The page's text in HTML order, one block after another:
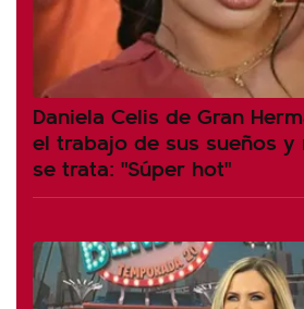
Daniela Celis de Gran
el trabajo de sus sueños y
se trata: "Súper hot"